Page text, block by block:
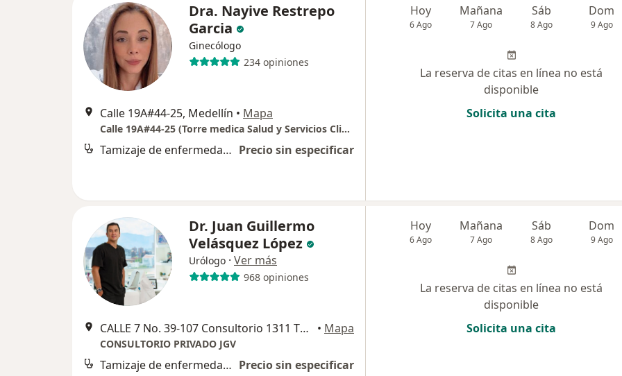
Dra. Nayive Restrepo
Garcia
Ginecólogo
234 opiniones
Calle 19A#44-25, Medellín • Mapa
Calle 19A#44-25 (Torre medica Salud y Servicios Clinca del Prado. Consultorio Medellín
Tamizaje de enfermedades de transmisión sexual Precio sin especificar
Hoy
6 Ago
Mañana
7 Ago
Sáb
8 Ago
Dom
9 Ago
La reserva de citas en línea no está
disponible
Solicita una cita
Dr. Juan Guillermo
Velásquez López
Urólogo · Ver más
968 opiniones
CALLE 7 No. 39-107 Consultorio 1311 TORRE MEDICAL Diagonal de la entrada principal de la Clinica Medellin del Poblado, ENSEGUIDA de la Torre Intermedica., Medellín • Mapa
CONSULTORIO PRIVADO JGV
Tamizaje de enfermedades de transmisión sexual Precio sin especificar
Hoy
6 Ago
Mañana
7 Ago
Sáb
8 Ago
Dom
9 Ago
La reserva de citas en línea no está
disponible
Solicita una cita